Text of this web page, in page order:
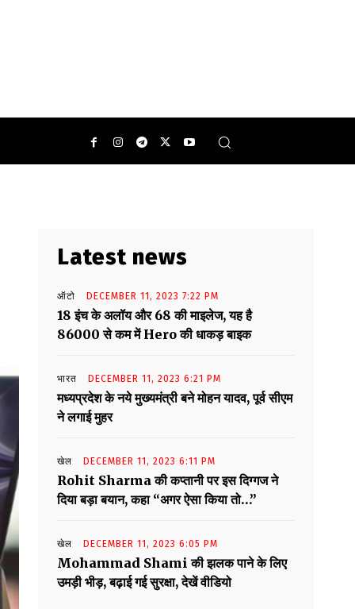
Latest news
ऑटो DECEMBER 11, 2023 7:22 PM
18 इंच के अलॉय और 68 की माइलेज, यह है
86000 से कम में Hero की धाकड़ बाइक
भारत DECEMBER 11, 2023 6:21 PM
मध्यप्रदेश के नये मुख्यमंत्री बने मोहन यादव, पूर्व सीएम
ने लगाई मुहर
खेल DECEMBER 11, 2023 6:11 PM
Rohit Sharma की कप्तानी पर इस दिग्गज ने
दिया बड़ा बयान, कहा “अगर ऐसा किया तो…”
खेल DECEMBER 11, 2023 6:05 PM
Mohammad Shami की झलक पाने के लिए
उमड़ी भीड़, बढ़ाई गई सुरक्षा, देखें वीडियो